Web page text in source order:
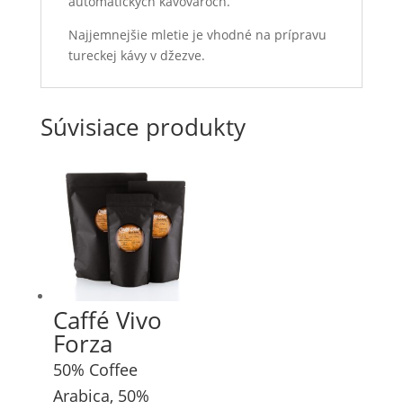
Najjemnejšie mletie je vhodné na prípravu
tureckej kávy v džezve.
Súvisiace produkty
Caffé Vivo
Forza
50% Coffee
Arabica, 50%